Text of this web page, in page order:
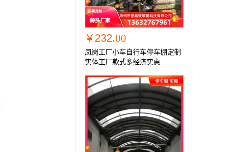
￥ 232.00
凤岗工厂小车自行车停车棚定制
实体工厂款式多经济实惠